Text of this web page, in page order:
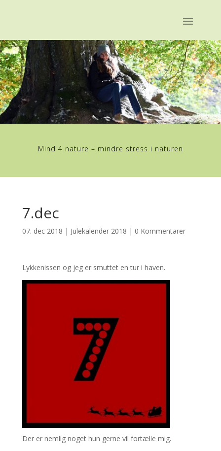
Mind 4 nature – mindre stress i naturen
7.dec
07. dec 2018 | Julekalender 2018 | 0 Kommentarer
Lykkenissen og jeg er smuttet en tur i haven.
Der er nemlig noget hun gerne vil fortælle mig.